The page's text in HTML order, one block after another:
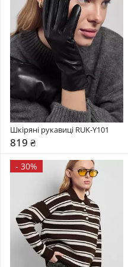
Шкіряні рукавиці RUK-Y101
819 ₴
- 30%